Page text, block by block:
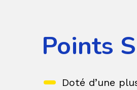
Points
Doté d’une